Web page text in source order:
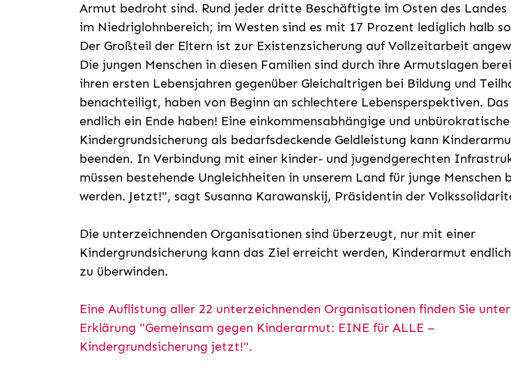
Armut bedroht sind. Rund jeder dritte Beschäftigte im Osten des
im Niedriglohnbereich; im Westen sind es mit 17 Prozent lediglich halb
Der Großteil der Eltern ist zur Existenzsicherung auf Vollzeitarbeit
Die jungen Menschen in diesen Familien sind durch ihre Armutslagen
ihren ersten Lebensjahren gegenüber Gleichaltrigen bei Bildung und
benachteiligt, haben von Beginn an schlechtere Lebensperspektiven. Das
endlich ein Ende haben! Eine einkommensabhängige und unbürokratische
Kindergrundsicherung als bedarfsdeckende Geldleistung kann
beenden. In Verbindung mit einer kinder- und jugendgerechten
müssen bestehende Ungleichheiten in unserem Land für junge Menschen
werden. Jetzt!", sagt Susanna Karawanskij, Präsidentin der
Die unterzeichnenden Organisationen sind überzeugt, nur mit einer
Kindergrundsicherung kann das Ziel erreicht werden, Kinderarmut
zu überwinden.
Eine Auflistung aller 22 unterzeichnenden Organisationen finden Sie
Erklärung "Gemeinsam gegen Kinderarmut: EINE für ALLE –
Kindergrundsicherung jetzt!".